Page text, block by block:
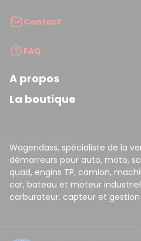
Contact
FAQ
A propos
La boutique
Wagendass, spécialiste de la
démarreurs pour auto, moto,
quad, engins TP, camion,
car, bateau et moteur
carburateur, capteur et